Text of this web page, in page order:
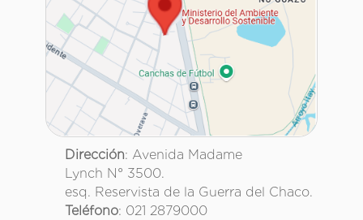
Dirección: Avenida Madame
Lynch N° 3500.
esq. Reservista de la Guerra del Chaco.
Teléfono: 021 2879000